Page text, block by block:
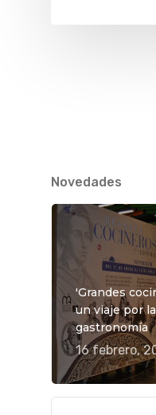
Novedades
'Grandes
un viaje por
gastronomía
16 febrero,